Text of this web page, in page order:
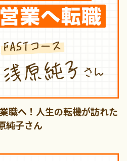
職へ！人生の転機が訪れた
純子さん